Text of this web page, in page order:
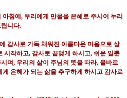
침에 , 우리에게 만물을 은혜로 주시어 누리
니다.
감사로 가득 채워진 아름다운 마음으로 살
시작하고, 감사로 끝맺게 하시고, 쉬운 일뿐
며, 우리의 삶이 주님의 뜻을 따라, 올바르
게 은혜가 되는 삶을 추구하게 하시고 감사로